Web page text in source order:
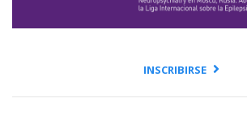
INSCRIBIRSE